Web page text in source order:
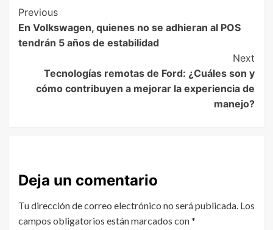
Previous
En Volkswagen, quienes no se adhieran al POS
tendrán 5 años de estabilidad
Next
Tecnologías remotas de Ford: ¿Cuáles son y
cómo contribuyen a mejorar la experiencia de
manejo?
Deja un comentario
Tu dirección de correo electrónico no será publicada. Los
campos obligatorios están marcados con*